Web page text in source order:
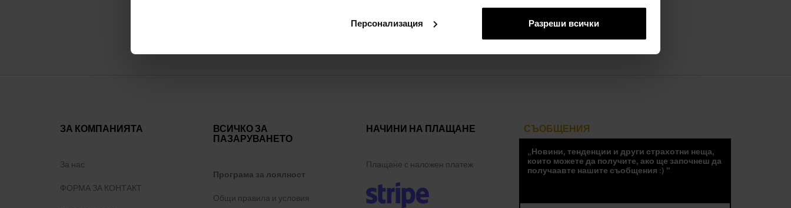
Персонализация Разреши всички
ЗА КОМПАНИЯТА
За нас
ФОРМА ЗА КОНТАКТ
ВСИЧКО ЗА
ПАЗАРУВАНЕТО
Програма за лоялност
Общи правила и условия
НАЧИНИ НА ПЛАЩАНЕ
Плащане с наложен платеж
СЪОБЩЕНИЯ
„Новини, тенденции и други страхотни неща,
които можете да получите, ако ще започнеш да
получаавте нашите съобщения :) "